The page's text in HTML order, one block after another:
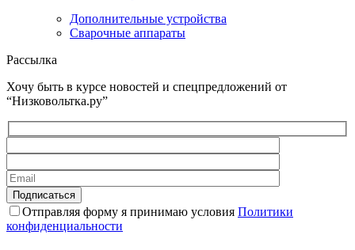
Дополнительные устройства
Сварочные аппараты
Рассылка
Хочу быть в курсе новостей и спецпредложений от
“Низковольтка.ру”
Отправляя форму я принимаю условия Политики
конфиденциальности